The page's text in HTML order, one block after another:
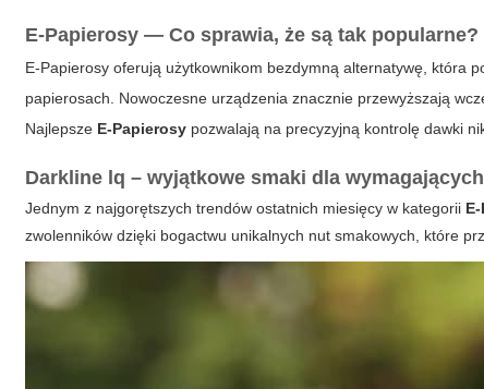
E-Papierosy — Co sprawia, że są tak popularne?
E-Papierosy oferują użytkownikom bezdymną alternatywę, która
papierosach. Nowoczesne urządzenia znacznie przewyższają
Najlepsze E-Papierosy pozwalają na precyzyjną kontrolę dawki
Darkline lq – wyjątkowe smaki dla wymagających
Jednym z najgorętszych trendów ostatnich miesięcy w kategorii
zwolenników dzięki bogactwu unikalnych nut smakowych, które